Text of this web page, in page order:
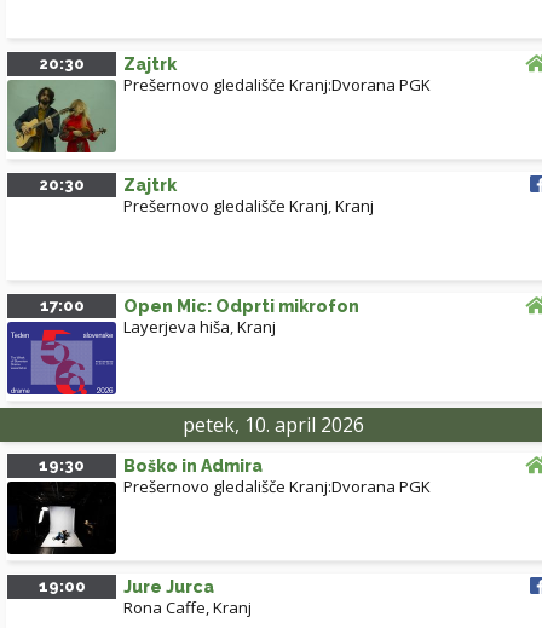
20:30 Zajtrk
Prešernovo gledališče Kranj:Dvorana PGK
20:30 Zajtrk
Prešernovo gledališče Kranj,Kranj
17:00 Open Mic: Odprti mikrofon
Layerjeva hiša,Kranj
petek, 10. april 2026
19:30 Boško in Admira
Prešernovo gledališče Kranj:Dvorana PGK
19:00 Jure Jurca
Rona Caffe, Kranj